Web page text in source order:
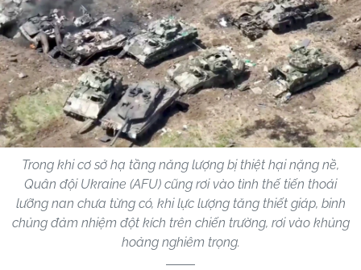
Trong khi cơ sở hạ tầng năng lượng bị thiệt hại nặng nề,
Quân đội Ukraine (AFU) cũng rơi vào tình thế tiến thoái
lưỡng nan chưa từng có, khi lực lượng tăng thiết giáp, binh
chủng đảm nhiệm đột kích trên chiến trường, rơi vào khủng
hoảng nghiêm trọng.